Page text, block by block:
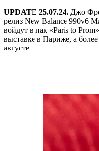
UPDATE 25.07.24. Джо
релиз New Balance 990v6
войдут в пак «‎Paris to
выставке в Париже, а более
августе.